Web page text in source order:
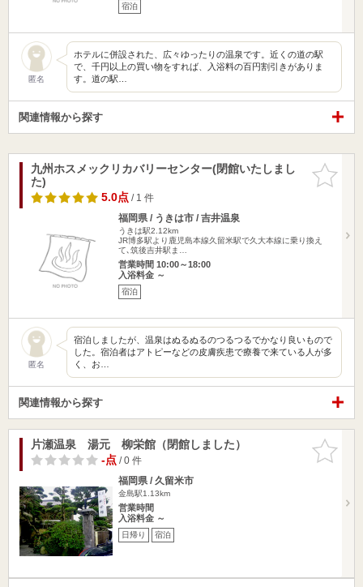
宿泊
匿名
ホテルに併設された、広々ゆったりの温泉です。近くの道の駅
で、千円以上の買い物をすれば、入浴料の百円割引きがありま
す。道の駅…
関連情報から探す
お気に入
りに追加
九州ホスメックリカバリーセンター(閉館いたしまし
た)
5.0点/ 1 件
福岡県 / うきは市 / 吉井温泉
うきは駅2.12km
JR博多駅より鹿児島本線久留米駅で久大本線に乗り換え
て､筑後吉井駅ま…
営業時間 10:00～18:00
入浴料金 ～
宿泊
匿名
宿泊しましたが、温泉はぬるぬるのつるつるでかなり良いもので
した。宿泊者はアトピーなどの皮膚疾患で療養で来ている人が多
く、お…
関連情報から探す
お気に入
りに追加
片瀬温泉 湯元 柳栄館（閉館しました）
-点/ 0 件
福岡県 / 久留米市
金島駅1.13km
営業時間
入浴料金 ～
日帰り 宿泊